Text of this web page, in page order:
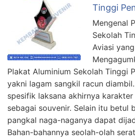
Tinggi
Mengenal
Sekolah
Aviasi
Plakat Aluminium Sekolah Tinggi
yakni lagam sangkil racun
spesifik laksana akhirnya
sebagai souvenir. Selain itu betul
pangkal naga-naganya dapat
Bahan-bahannya seolah-olah